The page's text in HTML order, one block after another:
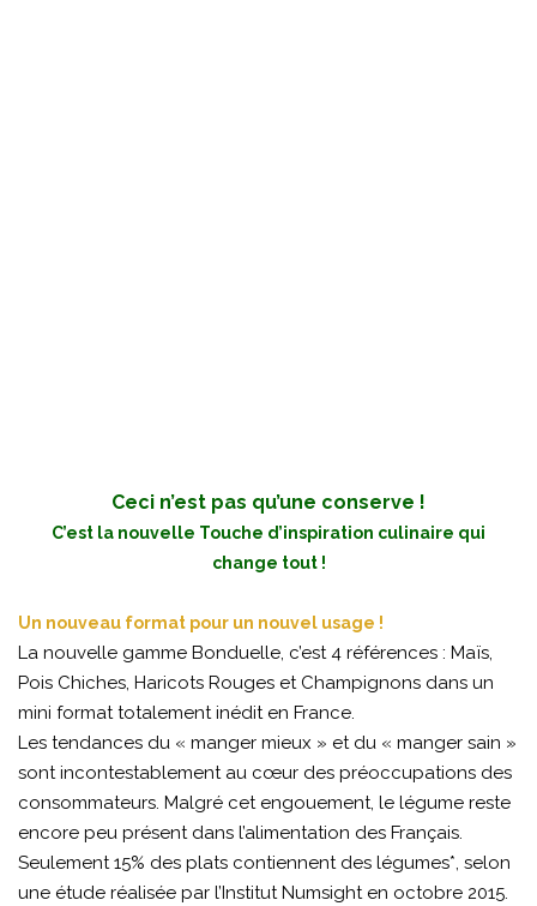
Ceci n’est pas qu’une conserve !
C’est la nouvelle Touche d’inspiration culinaire qui
change tout !
Un nouveau format pour un nouvel usage !
La nouvelle gamme Bonduelle, c’est 4 références : Maïs,
Pois Chiches, Haricots Rouges et Champignons dans un
mini format totalement inédit en France.
Les tendances du « manger mieux » et du « manger sain »
sont incontestablement au cœur des préoccupations des
consommateurs. Malgré cet engouement, le légume reste
encore peu présent dans l’alimentation des Français.
Seulement 15% des plats contiennent des légumes*, selon
une étude réalisée par l’Institut Numsight en octobre 2015.